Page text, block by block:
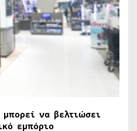
να βελτιώσει
εμπόριο